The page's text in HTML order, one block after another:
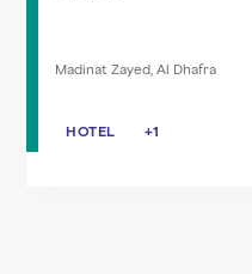
Madinat Zayed, Al Dhafra
HOTEL TELEWIZJA
HOTEL +1